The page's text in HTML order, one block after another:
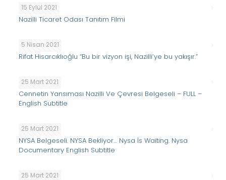
15 Eylül 2021
Nazilli Ticaret Odası Tanıtım Filmi
5 Nisan 2021
Rifat Hisarcıklıoğlu “Bu bir vizyon işi, Nazilli’ye bu yakışır.”
25 Mart 2021
Cennetin Yansıması Nazilli Ve Çevresi Belgeseli – FULL –
English Subtitle
25 Mart 2021
NYSA Belgeseli. NYSA Bekliyor… Nysa İs Waiting. Nysa
Documentary English Subtitle
25 Mart 2021